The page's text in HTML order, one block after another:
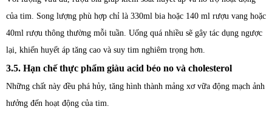
của tim. Song lượng phù hợp chỉ là 330ml bia hoặc 140 ml rượu vang hoặc
40ml rượu thông thường mỗi tuần. Uống quá nhiều sẽ gây tác dụng ngược
lại, khiến huyết áp tăng cao và suy tim nghiêm trọng hơn.
3.5. Hạn chế thực phẩm giàu acid béo no và cholesterol
Những chất này đều phá hủy, tăng hình thành mảng xơ vữa động mạch ảnh
hưởng đến hoạt động của tim.